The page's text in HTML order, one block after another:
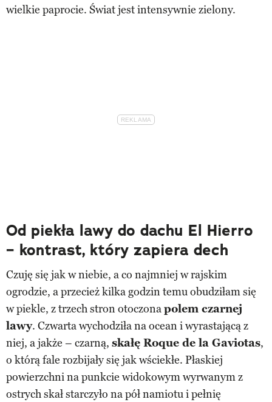
wielkie paprocie. Świat jest intensywnie zielony.
Od piekła lawy do dachu El Hierro
– kontrast, który zapiera dech
Czuję się jak w niebie, a co najmniej w rajskim
ogrodzie, a przecież kilka godzin temu obudziłam się
w piekle, z trzech stron otoczonapolem czarnej
lawy. Czwarta wychodziła na ocean i wyrastającą z
niej, a jakże – czarną, skałę Roque de la Gaviotas,
o którą fale rozbijały się jak wściekłe. Płaskiej
powierzchni na punkcie widokowym wyrwanym z
ostrych skał starczyło na pół namiotu i pełnię